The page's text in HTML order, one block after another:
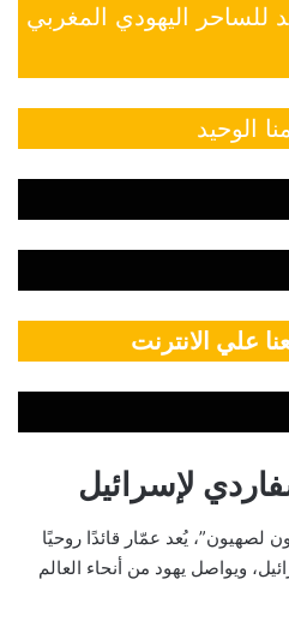
للساحر اليهودي المغربي
الوحيد
علي الانترنت
لإسرائيل
لصهيون”، يُعد عمّار قائدًا روحيًا
ويواصل يهود من أنحاء العالم